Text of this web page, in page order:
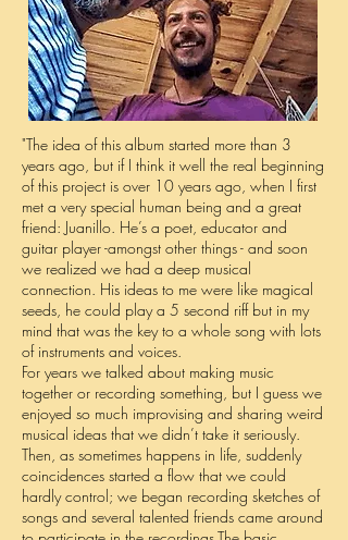
"The idea of this album started more than 3
years ago, but if I think it well the real beginning
of this project is over 10 years ago, when I first
met a very special human being and a great
friend: Juanillo. He’s a poet, educator and
guitar player -amongst other things - and soon
we realized we had a deep musical
connection. His ideas to me were like magical
seeds, he could play a 5 second riff but in my
mind that was the key to a whole song with lots
of instruments and voices.
For years we talked about making music
together or recording something, but I guess we
enjoyed so much improvising and sharing weird
musical ideas that we didn’t take it seriously.
Then, as sometimes happens in life, suddenly
coincidences started a flow that we could
hardly control; we began recording sketches of
songs and several talented friends came around